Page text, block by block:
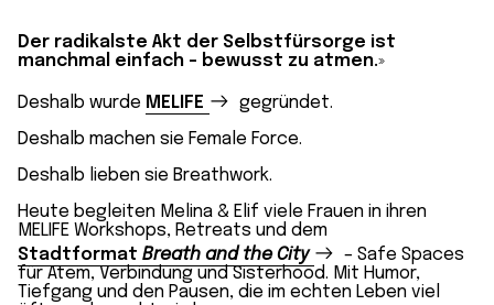
Der radikalste Akt der Selbstfürsorge ist
manchmal einfach – bewusst zu atmen.»
Deshalb wurde MELIFE
gegründet.
Deshalb machen sie Female Force.
Deshalb lieben sie Breathwork.
Heute begleiten Melina & Elif viele Frauen in ihren
MELIFE Workshops, Retreats und dem
Stadtformat Breath and the City
– Safe Spaces
für Atem, Verbindung und Sisterhood. Mit Humor,
Tiefgang und den Pausen, die im echten Leben viel